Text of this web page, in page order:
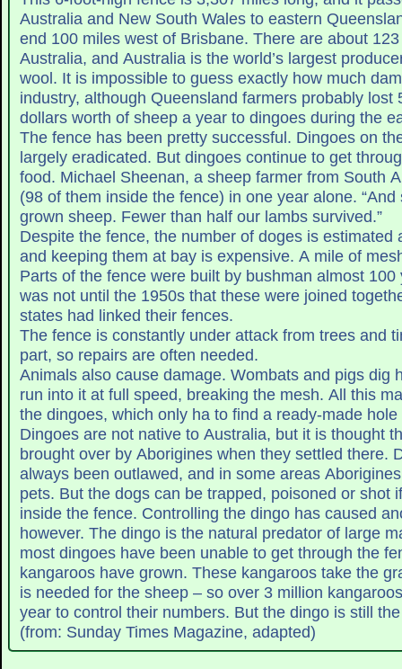
Australia and New South Wales to eastern
end 100 miles west of Brisbane. There are about
Australia, and Australia is the world’s largest
wool. It is impossible to guess exactly how much
industry, although Queensland farmers probably lost
dollars worth of sheep a year to dingoes during the
The fence has been pretty successful. Dingoes on
largely eradicated. But dingoes continue to get
food. Michael Sheenan, a sheep farmer from South
(98 of them inside the fence) in one year alone.
grown sheep. Fewer than half our lambs survived.”
Despite the fence, the number of doges is estimated
and keeping them at bay is expensive. A mile of
Parts of the fence were built by bushman almost 100
was not until the 1950s that these were joined together. By, 1960, three
states had linked their fences.
The fence is constantly under attack from trees and
part, so repairs are often needed.
Animals also cause damage. Wombats and pigs dig
run into it at full speed, breaking the mesh. All this
the dingoes, which only ha to find a ready-made
Dingoes are not native to Australia, but it is thought
brought over by Aborigines when they settled there.
always been outlawed, and in some areas
pets. But the dogs can be trapped, poisoned or shot
inside the fence. Controlling the dingo has caused
however. The dingo is the natural predator of large
most dingoes have been unable to get through the
kangaroos have grown. These kangaroos take the
is needed for the sheep – so over 3 million
year to control their numbers. But the dingo is still
(from: Sunday Times Magazine, adapted)